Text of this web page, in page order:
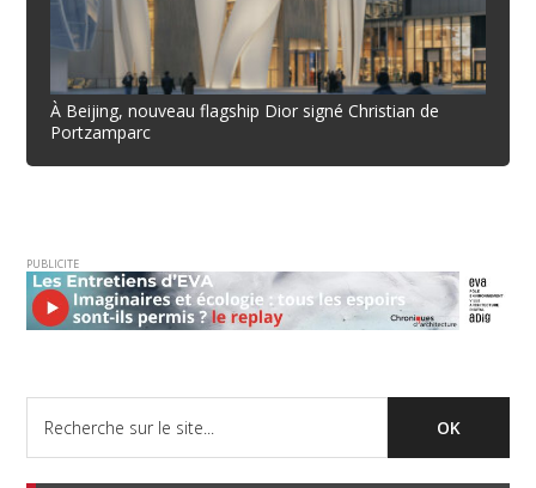
À Beijing, nouveau flagship Dior signé Christian de
Portzamparc
PUBLICITE